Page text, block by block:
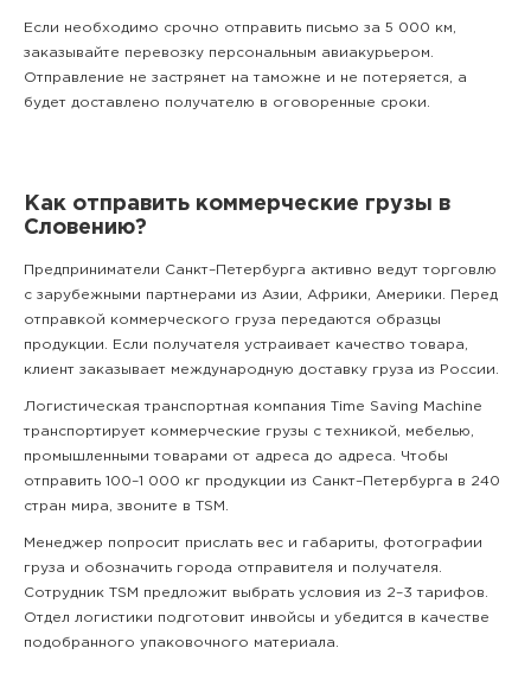
Если необходимо срочно отправить письмо за 5 000 км,
заказывайте перевозку персональным авиакурьером.
Отправление не застрянет на таможне и не потеряется, а
будет доставлено получателю в оговоренные сроки.
Как отправить коммерческие грузы в
Словению?
Предприниматели Санкт–Петербурга активно ведут торговлю
с зарубежными партнерами из Азии, Африки, Америки. Перед
отправкой коммерческого груза передаются образцы
продукции. Если получателя устраивает качество товара,
клиент заказывает международную доставку груза из России.
Логистическая транспортная компания Time Saving Machine
транспортирует коммерческие грузы с техникой, мебелью,
промышленными товарами от адреса до адреса. Чтобы
отправить 100–1 000 кг продукции из Санкт–Петербурга в 240
стран мира, звоните в TSM.
Менеджер попросит прислать вес и габариты, фотографии
груза и обозначить города отправителя и получателя.
Сотрудник TSM предложит выбрать условия из 2–3 тарифов.
Отдел логистики подготовит инвойсы и убедится в качестве
подобранного упаковочного материала.